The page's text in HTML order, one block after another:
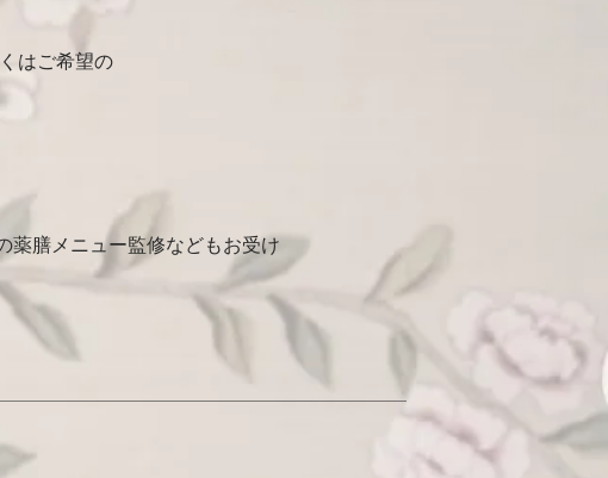
はご希望の
薬膳メニュー監修などもお受け